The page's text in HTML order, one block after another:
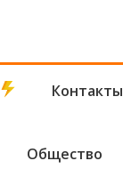
Контакты
Общество